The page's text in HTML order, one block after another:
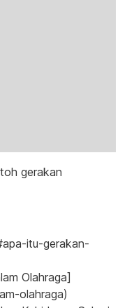
gerakan
itu-gerakan-
Olahraga]
olahraga)